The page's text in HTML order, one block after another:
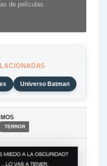
de películas.
Universo Batman
TERROR